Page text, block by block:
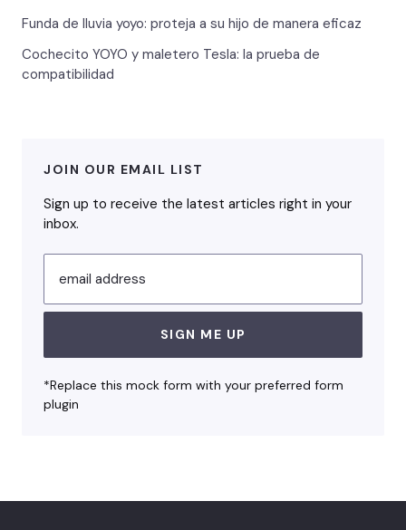
Funda de lluvia yoyo: proteja a su hijo de manera eficaz
Cochecito YOYO y maletero Tesla: la prueba de
compatibilidad
JOIN OUR EMAIL LIST
Sign up to receive the latest articles right in your
inbox.
email address
SIGN ME UP
*Replace this mock form with your preferred form
plugin